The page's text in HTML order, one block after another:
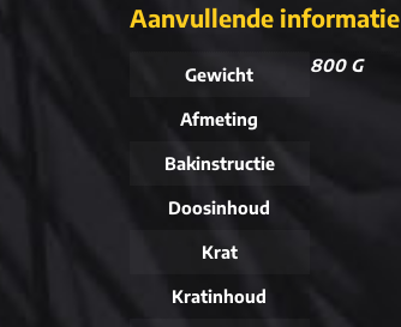
Aanvullende informatie
Gewicht 800 G
Afmeting
Bakinstructie
Doosinhoud
Krat
Kratinhoud